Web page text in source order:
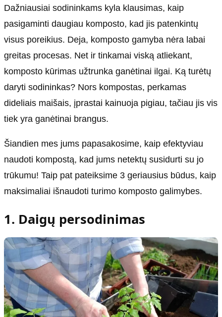
Dažniausiai sodininkams kyla klausimas, kaip
pasigaminti daugiau komposto, kad jis patenkintų
visus poreikius. Deja, komposto gamyba nėra labai
greitas procesas. Net ir tinkamai viską atliekant,
komposto kūrimas užtrunka ganėtinai ilgai. Ką turėtų
daryti sodininkas? Nors kompostas, perkamas
dideliais maišais, įprastai kainuoja pigiau, tačiau jis vis
tiek yra ganėtinai brangus.
Šiandien mes jums papasakosime, kaip efektyviau
naudoti kompostą, kad jums netektų susidurti su jo
trūkumu! Taip pat pateiksime 3 geriausius būdus, kaip
maksimaliai išnaudoti turimo komposto galimybes.
1. Daigų persodinimas